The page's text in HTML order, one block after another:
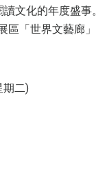
文化的年度盛
「世界文藝廊
期二)